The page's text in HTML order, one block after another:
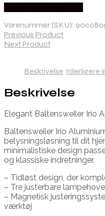
Varenummer (SKU):
Previous Product
Next Product
Beskrivelse Yderligere
Beskrivelse
Elegant Baltensweiler Irio
Baltensweiler Irio
belysningsløsning til dit
minimalistiske design
og klassiske indretninger.
– Tidløst design, der
– Tre justerbare
– Magnetisk
værktøj